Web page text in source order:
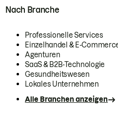
Nach Branche
Professionelle Services
Einzelhandel & E-
Agenturen
SaaS & B2B-Technologie
Gesundheitswesen
Lokales Unternehmen
Alle Branchen anzeigen